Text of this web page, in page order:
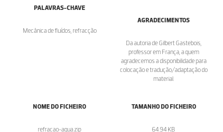
PALAVRAS-CHAVE
Mecânica de fluídos, refracção
AGRADECIMENTOS
Da autoria de Gilbert Gastebois,
professor em França, a quem
agradecemos a disponibilidade para
colocação e tradução/adaptação do
material.
NOME DO FICHEIRO
refracao-agua.zip
TAMANHO DO FICHEIRO
64.94 KB